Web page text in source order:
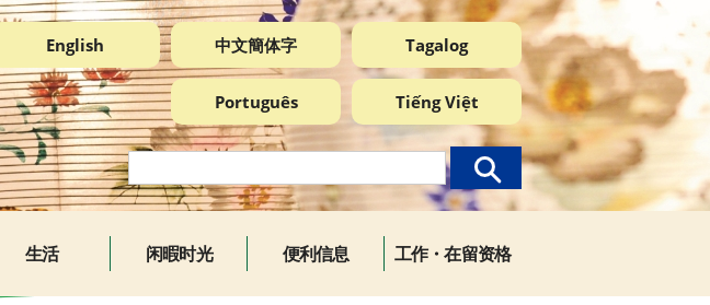
English 中文簡体字 Tagalog
Português Tiếng Việt
生活 闲暇时光 便利信息 工作・在留资格